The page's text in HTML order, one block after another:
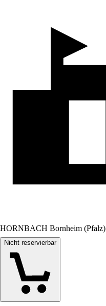
HORNBACH Bornheim (Pfalz)
Nicht reservierbar